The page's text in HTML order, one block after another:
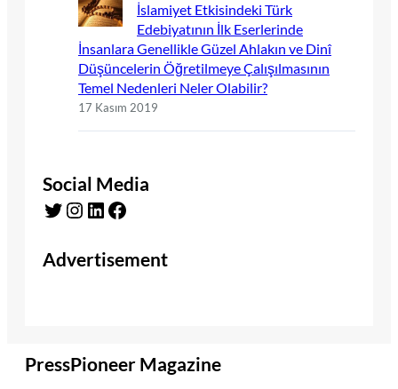
İslamiyet Etkisindeki Türk
Edebiyatının İlk Eserlerinde
İnsanlara Genellikle Güzel Ahlakın ve Dinî
Düşüncelerin Öğretilmeye Çalışılmasının
Temel Nedenleri Neler Olabilir?
17 Kasım 2019
Social Media
Twitter Instagram LinkedIn Facebook
Advertisement
PressPioneer Magazine